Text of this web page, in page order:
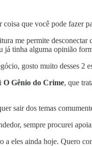
que você pode fazer
me permite
já tinha alguma opinião
gosto muito desses 2
O Gênio do Crime, que
sair dos temas
sempre procurei
eles ainda hoje. Quero